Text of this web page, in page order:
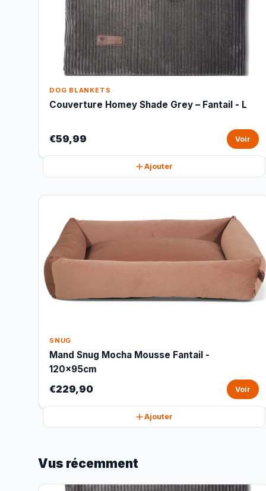
DOG BLANKETS
Couverture Homey Shade Grey – Fantail - L
€59,99 Voir
Ajouter
SNUG
Mand Snug Mocha Mousse Fantail -
120x95cm
€229,90 Voir
Ajouter
Vus récemment